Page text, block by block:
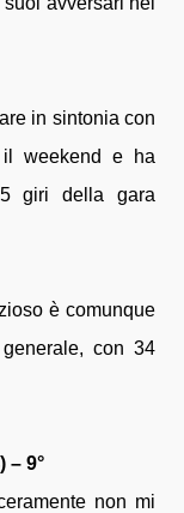
in sintonia con
il weekend e ha
giri della gara
è comunque
con 34
– 9°
non mi